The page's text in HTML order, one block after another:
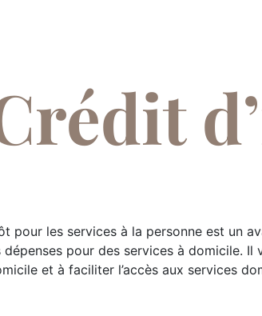
pour les services à la personne est un
pour des services à domicile. Il
et à faciliter l’accès aux services